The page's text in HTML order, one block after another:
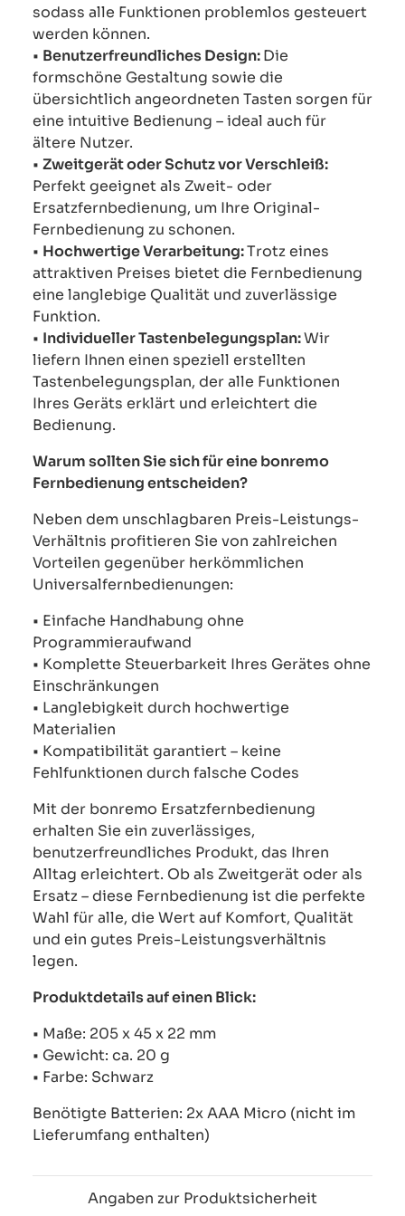
sodass alle Funktionen problemlos gesteuert
werden können.
• Benutzerfreundliches Design:Die
formschöne Gestaltung sowie die
übersichtlich angeordneten Tasten sorgen für
eine intuitive Bedienung – ideal auch für
ältere Nutzer.
• Zweitgerät oder Schutz vor Verschleiß:
Perfekt geeignet als Zweit- oder
Ersatzfernbedienung, um Ihre Original-
Fernbedienung zu schonen.
• Hochwertige Verarbeitung:Trotz eines
attraktiven Preises bietet die Fernbedienung
eine langlebige Qualität und zuverlässige
Funktion.
• Individueller Tastenbelegungsplan:Wir
liefern Ihnen einen speziell erstellten
Tastenbelegungsplan, der alle Funktionen
Ihres Geräts erklärt und erleichtert die
Bedienung.
Warum sollten Sie sich für eine bonremo
Fernbedienung entscheiden?
Neben dem unschlagbaren Preis-Leistungs-
Verhältnis profitieren Sie von zahlreichen
Vorteilen gegenüber herkömmlichen
Universalfernbedienungen:
• Einfache Handhabung ohne
Programmieraufwand
• Komplette Steuerbarkeit Ihres Gerätes ohne
Einschränkungen
• Langlebigkeit durch hochwertige
Materialien
• Kompatibilität garantiert – keine
Fehlfunktionen durch falsche Codes
Mit der bonremo Ersatzfernbedienung
erhalten Sie ein zuverlässiges,
benutzerfreundliches Produkt, das Ihren
Alltag erleichtert. Ob als Zweitgerät oder als
Ersatz – diese Fernbedienung ist die perfekte
Wahl für alle, die Wert auf Komfort, Qualität
und ein gutes Preis-Leistungsverhältnis
legen.
Produktdetails auf einen Blick:
• Maße: 205 x 45 x 22 mm
• Gewicht: ca. 20 g
• Farbe: Schwarz
Benötigte Batterien: 2x AAA Micro (nicht im
Lieferumfang enthalten)
Angaben zur Produktsicherheit